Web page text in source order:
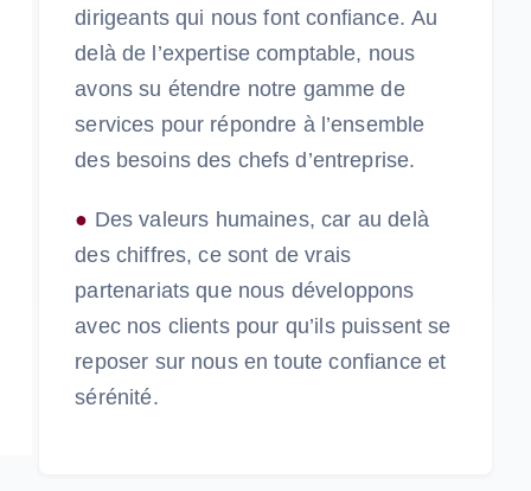
dirigeants qui nous font confiance.Au
delà de l’expertise comptable, nous
avons su étendre notre gamme de
services pour répondre à l’ensemble
des besoins des chefs d’entreprise.
● Des valeurs humaines, car au delà
des chiffres, ce sont de vrais
partenariats que nous développons
avec nos clients pour qu’ils puissent se
reposer sur nous en toute confiance et
sérénité.